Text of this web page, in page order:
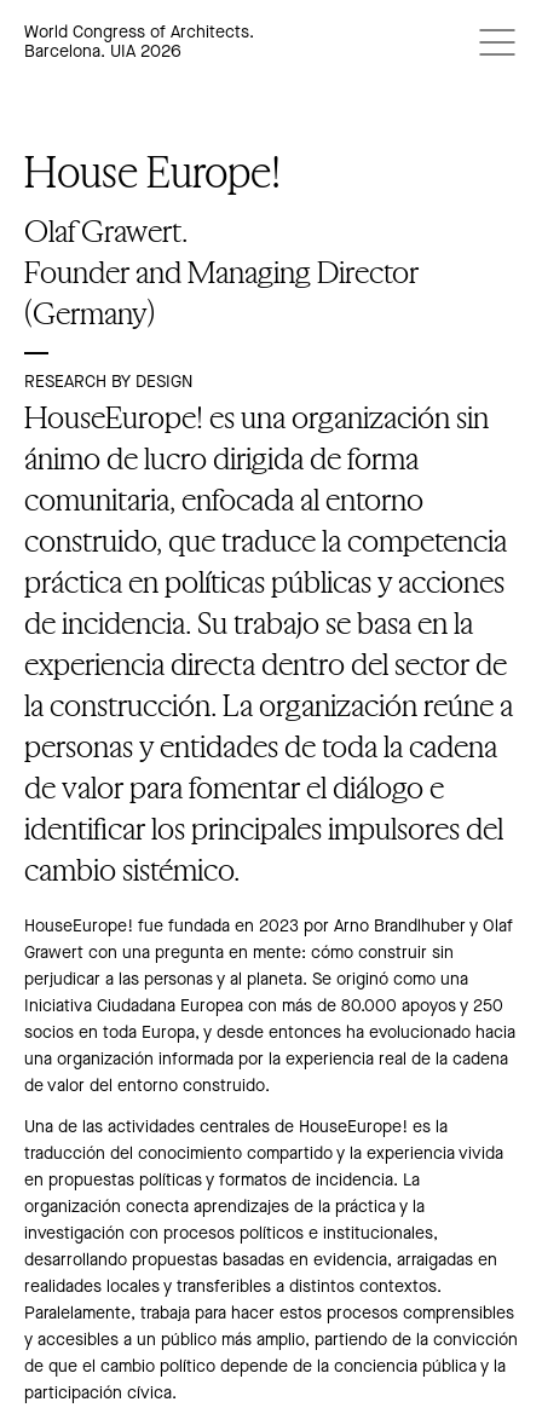
World Congress of Architects.
Barcelona. UIA 2026
House Europe!
Olaf Grawert.
Founder and Managing Director
(Germany)
RESEARCH BY DESIGN
HouseEurope! es una organización sin
ánimo de lucro dirigida de forma
comunitaria, enfocada al entorno
construido, que traduce la competencia
práctica en políticas públicas y acciones
de incidencia. Su trabajo se basa en la
experiencia directa dentro del sector de
la construcción. La organización reúne a
personas y entidades de toda la cadena
de valor para fomentar el diálogo e
identificar los principales impulsores del
cambio sistémico.
HouseEurope! fue fundada en 2023 por Arno Brandlhuber y Olaf
Grawert con una pregunta en mente: cómo construir sin
perjudicar a las personas y al planeta. Se originó como una
Iniciativa Ciudadana Europea con más de 80.000 apoyos y 250
socios en toda Europa, y desde entonces ha evolucionado hacia
una organización informada por la experiencia real de la cadena
de valor del entorno construido.
Una de las actividades centrales de HouseEurope! es la
traducción del conocimiento compartido y la experiencia vivida
en propuestas políticas y formatos de incidencia. La
organización conecta aprendizajes de la práctica y la
investigación con procesos políticos e institucionales,
desarrollando propuestas basadas en evidencia, arraigadas en
realidades locales y transferibles a distintos contextos.
Paralelamente, trabaja para hacer estos procesos comprensibles
y accesibles a un público más amplio, partiendo de la convicción
de que el cambio político depende de la conciencia pública y la
participación cívica.